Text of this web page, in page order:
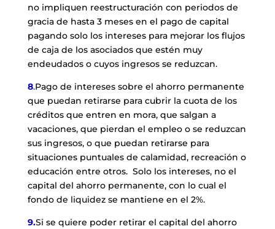
no impliquen reestructuración con periodos de
gracia de hasta 3 meses en el pago de capital
pagando solo los intereses para mejorar los flujos
de caja de los asociados que estén muy
endeudados o cuyos ingresos se reduzcan.
8.Pago de intereses sobre el ahorro permanente
que puedan retirarse para cubrir la cuota de los
créditos que entren en mora, que salgan a
vacaciones, que pierdan el empleo o se reduzcan
sus ingresos, o que puedan retirarse para
situaciones puntuales de calamidad, recreación o
educación entre otros. Solo los intereses, no el
capital del ahorro permanente, con lo cual el
fondo de liquidez se mantiene en el 2%.
9.Si se quiere poder retirar el capital del ahorro